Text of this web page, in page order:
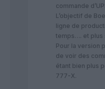
commande
L’objectif de
ligne de
temps…. et plus
Pour la version
de voir des
étant bien plus
777-X.